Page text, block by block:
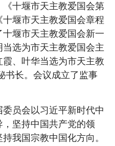
十堰市天主教爱国会第
堰市天主教爱国会章程
十堰市天主教爱国会新一
选为市天主教爱国会主
、叶华当选为市天主教
书长。会议成立了监事
员会以习近平新时代中
坚持中国共产党的领
我国宗教中国化方向。